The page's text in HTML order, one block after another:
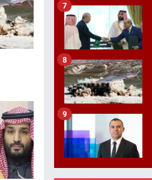
7
8
9